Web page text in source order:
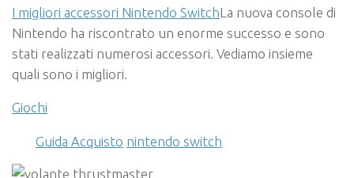
I migliori accessori Nintendo SwitchLa nuova console di
Nintendo ha riscontrato un enorme successo e sono
stati realizzati numerosi accessori. Vediamo insieme
quali sono i migliori.
Giochi
Guida Acquisto nintendo switch